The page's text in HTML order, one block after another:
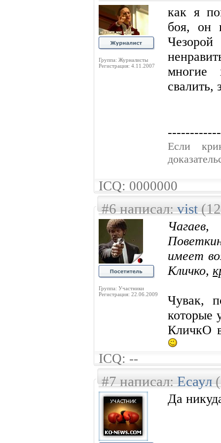
Группа: Журналисты
Регистрация: 4.11.2007
как я
боя, он
многие
свалить,
Если
ICQ: 0000000
#6 написал:vist(12
Группа: Участники
Регистрация: 22.06.2009
имеет
Кличко,
Чувак,
которые
КличкО
ICQ: --
#7 написал:Есаул
Да